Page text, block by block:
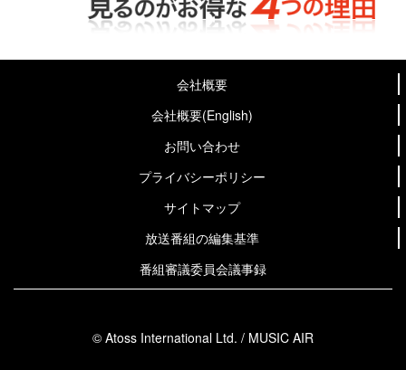
会社概要
会社概要(English)
お問い合わせ
プライバシーポリシー
サイトマップ
放送番組の編集基準
番組審議委員会議事録
© Atoss International Ltd. / MUSIC AIR